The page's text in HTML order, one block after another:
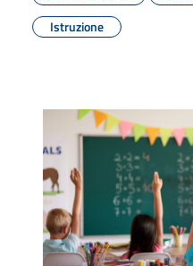
Istruzione